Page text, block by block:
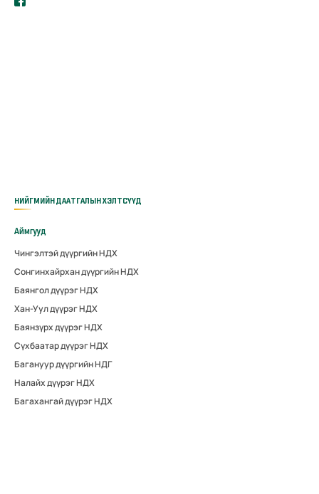
НИЙГМИЙН ДААТГАЛЫН ХЭЛТСҮҮД
Аймгууд
Чингэлтэй дүүргийн НДХ
Сонгинхайрхан дүүргийн НДХ
Баянгол дүүрэг НДХ
Хан-Уул дүүрэг НДХ
Баянзүрх дүүрэг НДХ
Сүхбаатар дүүрэг НДХ
Багануур дүүргийн НДГ
Налайх дүүрэг НДХ
Багахангай дүүрэг НДХ